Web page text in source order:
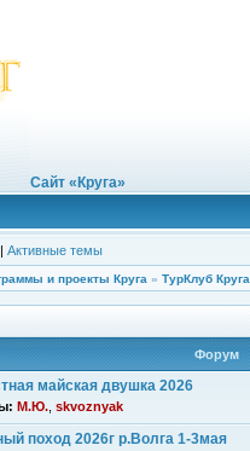
Сайт «Круга»
| Активные темы
и проекты Круга » ТурКлуб Круга
Форум
майская двушка 2026
М.Ю. skvoznyak
поход 2026г р.Волга 1-3мая